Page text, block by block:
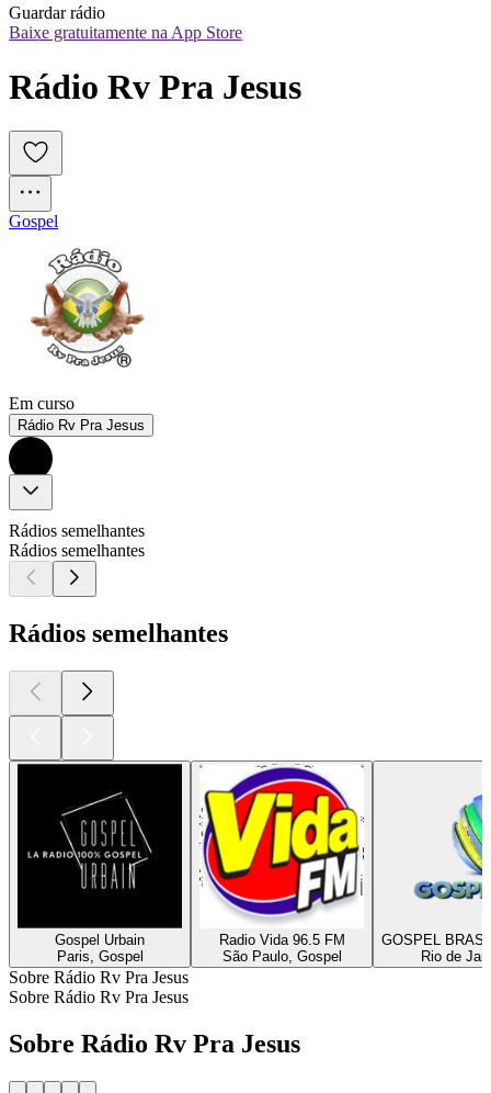
Guardar rádio
Baixe gratuitamente na App Store
Rádio Rv Pra Jesus
Gospel
Em curso
Rádio Rv Pra Jesus
Rádios semelhantes
Rádios semelhantes
Rádios semelhantes
Gospel Urbain
Paris, Gospel
Radio Vida 96.5 FM
São Paulo, Gospel
GOSPEL
Rio de
Sobre Rádio Rv Pra Jesus
Sobre Rádio Rv Pra Jesus
Sobre Rádio Rv Pra Jesus